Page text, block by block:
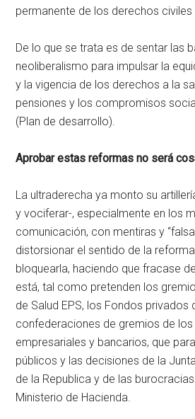
permanente de los derechos civiles
De lo que se trata es de sentar las
neoliberalismo para impulsar la
y la vigencia de los derechos a la
pensiones y los compromisos
(Plan de desarrollo).
Aprobar estas reformas no será
La ultraderecha ya monto su
y vociferar-, especialmente en los
comunicación, con mentiras y
distorsionar el sentido de la
bloquearla, haciendo que fracase
está, tal como pretenden los
de Salud EPS, los Fondos privados
confederaciones de gremios de los
empresariales y bancarios, que
públicos y las decisiones de la
de la Republica y de las
Ministerio de Hacienda.